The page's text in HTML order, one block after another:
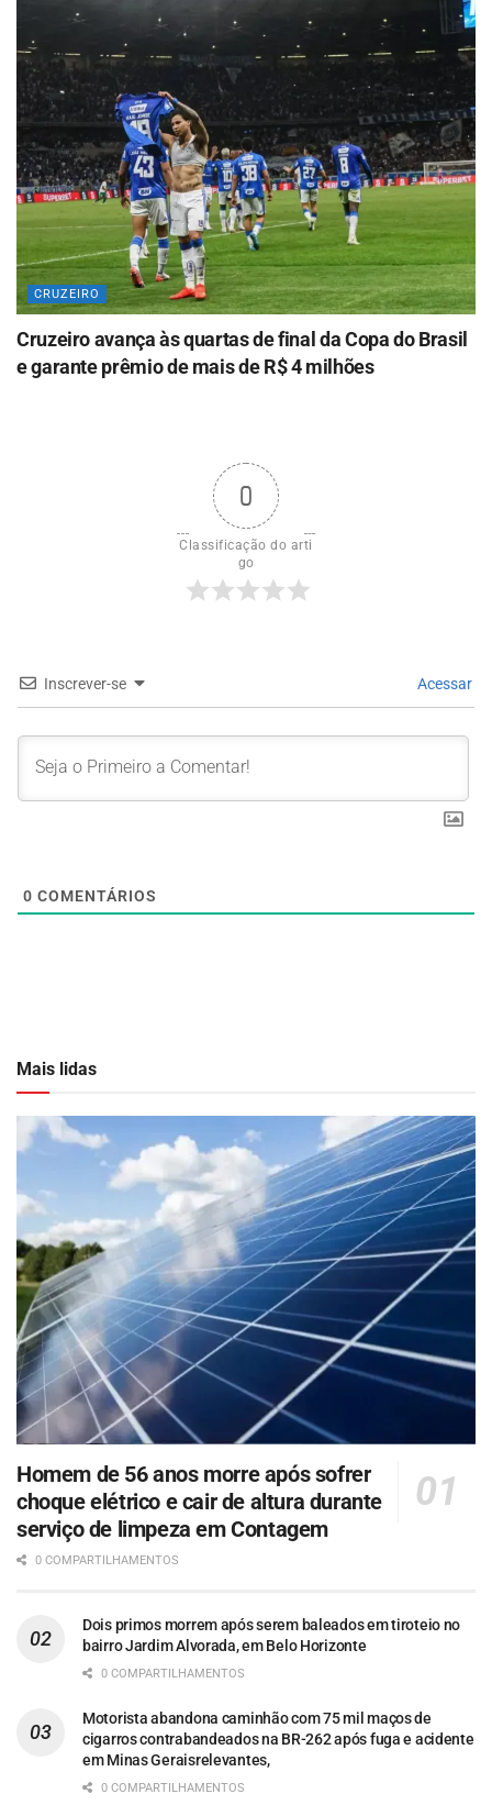
CRUZEIRO
Cruzeiro avança às quartas de final da Copa do Brasil
e garante prêmio de mais de R$ 4 milhões
0
Classificação do arti
go
Inscrever-se Acessar
0 COMENTÁRIOS
Mais lidas
Homem de 56 anos morre após sofrer
choque elétrico e cair de altura durante
serviço de limpeza em Contagem
0 COMPARTILHAMENTOS
Dois primos morrem após serem baleados em tiroteio no
bairro Jardim Alvorada, em Belo Horizonte
0 COMPARTILHAMENTOS
Motorista abandona caminhão com 75 mil maços de
cigarros contrabandeados na BR-262 após fuga e acidente
em Minas Geraisrelevantes,
0 COMPARTILHAMENTOS